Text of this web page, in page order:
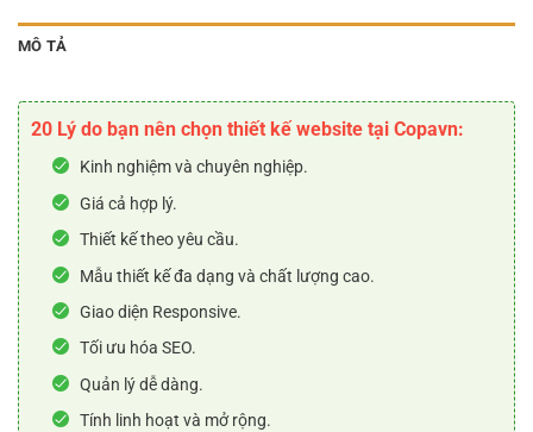
MÔ TẢ
20 Lý do bạn nên chọn thiết kế website tại Copavn:
Kinh nghiệm và chuyên nghiệp.
Giá cả hợp lý.
Thiết kế theo yêu cầu.
Mẫu thiết kế đa dạng và chất lượng cao.
Giao diện Responsive.
Tối ưu hóa SEO.
Quản lý dễ dàng.
Tính linh hoạt và mở rộng.